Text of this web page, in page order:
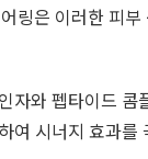
링은 이러한 피
자와 펩타이드 콤
여 시너지 효과를